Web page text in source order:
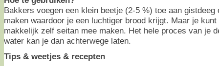
Bakkers voegen een klein beetje (2-5 %) toe aan
maken waardoor je een luchtiger brood krijgt. Maar je
makkelijk zelf seitan mee maken. Het hele proces van je
water kan je dan achterwege laten.
Tips & weetjes & recepten